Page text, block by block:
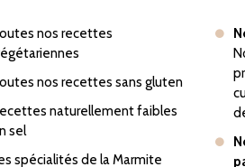
nos recettes
nos recettes sans gluten
naturellement faibles
sel
spécialités de la Marmite